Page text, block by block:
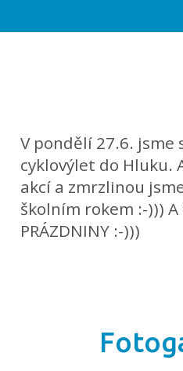
V pondělí 27.6. jsme
cyklovýlet do Hluku.
akcí a zmrzlinou
školním rokem :-))) A
PRÁZDNINY :-)))